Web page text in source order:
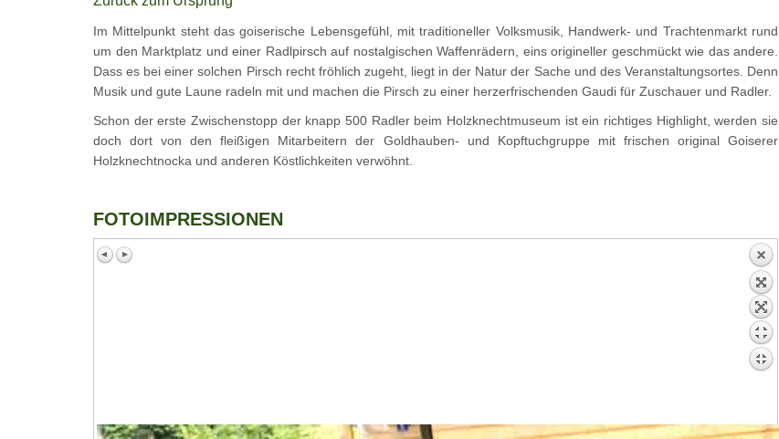
Im Mittelpunkt steht das goiserische Lebensgefühl, mit traditioneller Volksmusik, Handwerk- und Trachtenmarkt rund
um den Marktplatz und einer Radlpirsch auf nostalgischen Waffenrädern, eins origineller geschmückt wie das andere.
Dass es bei einer solchen Pirsch recht fröhlich zugeht, liegt in der Natur der Sache und des Veranstaltungsortes. Denn
Musik und gute Laune radeln mit und machen die Pirsch zu einer herzerfrischenden Gaudi für Zuschauer und Radler.
Schon der erste Zwischenstopp der knapp 500 Radler beim Holzknechtmuseum ist ein richtiges Highlight, werden sie
doch dort von den fleißigen Mitarbeitern der Goldhauben- und Kopftuchgruppe mit frischen original Goiserer
Holzknechtnocka und anderen Köstlichkeiten verwöhnt.
FOTOIMPRESSIONEN